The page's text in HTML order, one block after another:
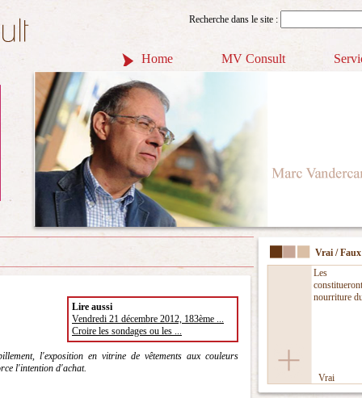
Recherche dans le site :
Home MV Consult
Vrai / Faux
Les
nourriture
Vrai
Lire aussi
Vendredi 21 décembre 2012, 183ème ...
Croire les sondages ou les ...
l'exposition en vitrine de vêtements aux couleurs
l'intention d'achat.